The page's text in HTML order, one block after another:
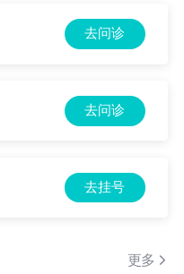
去问诊
去问诊
去挂号
更多